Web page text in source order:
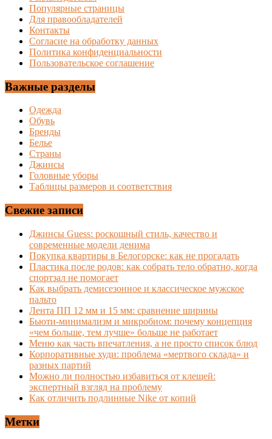
Популярные страницы
Для правообладателей
Контакты
Согласие на обработку данных
Политика конфиденциальности
Пользовательское соглашение
Важные разделы
Одежда
Обувь
Бренды
Белье
Страны
Джинсы
Головные уборы
Таблицы размеров и соответствия
Свежие записи
Джинсы Guess: роскошный стиль, качество и
современные модели денима
Покупка квартиры в Белогорске: как не прогадать
Пластика после родов: как собрать тело обратно, когда
спортзал не помогает
Как выбрать демисезонное и классическое мужское
пальто
Лента ПП 12 мм и 15 мм: сравнение ширины
Бьюти-минимализм и микробиом: почему концепция
«чем больше, тем лучше» больше не работает
Меню как часть впечатления, а не просто список блюд
Корпоративные худи: проблема «мертвого склада» и
разных партий
Можно ли полностью избавиться от клещей:
экспертный взгляд на проблему
Как отличить подлинные Nike от копий
Метки